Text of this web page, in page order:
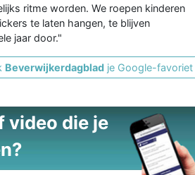
ritme worden. We roepen kinderen
te laten hangen, te blijven
jaar door."
Beverwijkerdagblad je Google-favoriet
video die je